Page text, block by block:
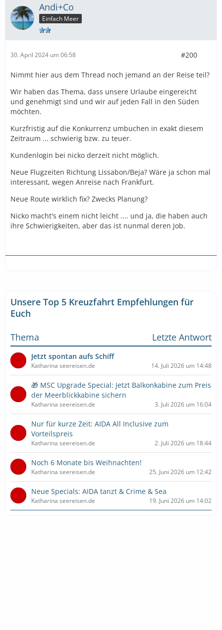
Andi+Co
Einfach Meer
30. April 2024 um 06:58 #200
Nimmt hier aus dem Thread noch jemand an der Reise teil?
Wir haben das Thema, dass unsere Urlaube eingereicht
und genehmigt sind und wir auf jeden Fall in den Süden
möchten.
Kurzfristig auf die Konkurrenz umbuchen in exakt diesem
Zeitraum ... schwierig bzw. zu teuer.
Kundenlogin bei nicko derzeit nicht möglich.
Neue Flugzeiten Richtung Lissabon/Beja? Wäre ja schon mal
interessant, wegen Anreise nach Frankfurt.
Neue Route wirklich fix? Zwecks Planung?
Nicko macht's einem nicht leicht .... und ja, die haben auch
ihre Schwierigkeiten, aber das ist nunmal deren Job.
Unsere Top 5 Kreuzfahrt Empfehlungen für
Euch
Thema
Letzte Antwort
Jetzt spontan aufs Schiff
Katharina seereisen.de 14. Juli 2026 um 14:48
🎁 MSC Upgrade Special: Jetzt Balkonkabine zum Preis
der Meerblickkabine sichern
Katharina seereisen.de 3. Juli 2026 um 16:04
Nur für kurze Zeit: AIDA All Inclusive zum
Vorteilspreis
Katharina seereisen.de 2. Juli 2026 um 18:44
Noch 6 Monate bis Weihnachten!
Katharina seereisen.de 25. Juni 2026 um 12:42
Neue Specials: AIDA tanzt & Crime & Sea
Katharina seereisen.de 19. Juni 2026 um 14:02